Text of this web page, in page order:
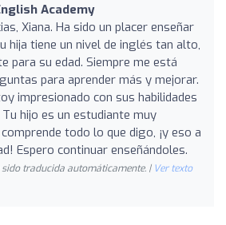
Academy
Xiana. Ha sido un placer enseñar
hija tiene un nivel de inglés tan alto,
para su edad. Siempre me está
para aprender más y mejorar.
impresionado con sus habilidades
hijo es un estudiante muy
todo lo que digo, ¡y eso a
Espero continuar enseñándoles.
traducida automáticamente. | Ver texto